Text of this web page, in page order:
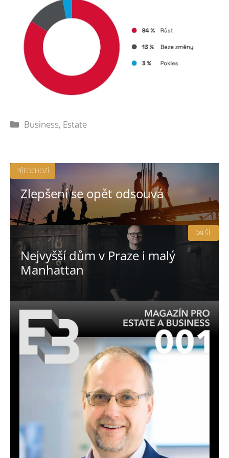
Rubriky
Business, Estate
PŘEDCHOZÍ
Zlepšení se opět odsouvá
Nejvyšší dům v Praze i malý
Manhattan
DALŠÍ